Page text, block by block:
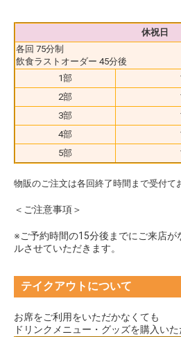
休祝日
各回 75分制
飲食ラストオーダー 45分後
1部
2部
3部
4部
5部
物販のご注文は各回終了時間まで受付て
＜ご注意事項＞
※ご予約時間の15分後までにご来店が
ルさせていただきます。
テイクアウトについて
お席をご利用をいただかなくても
ドリンクメニュー・グッズを購入いた